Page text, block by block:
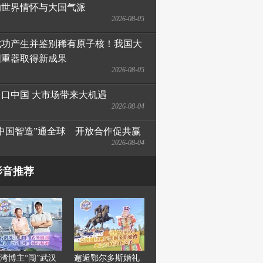
界情怀与大国气派
2026-08-05
产生并鉴别稀有原子核！我国大
器取得新成果
2026-08-05
中国 大市场带来大机遇
2026-08-04
国智造”通全球　开放合作促共赢
2026-08-04
音推荐
博主“闯”武汉 邂逅鄂尔多斯婚礼